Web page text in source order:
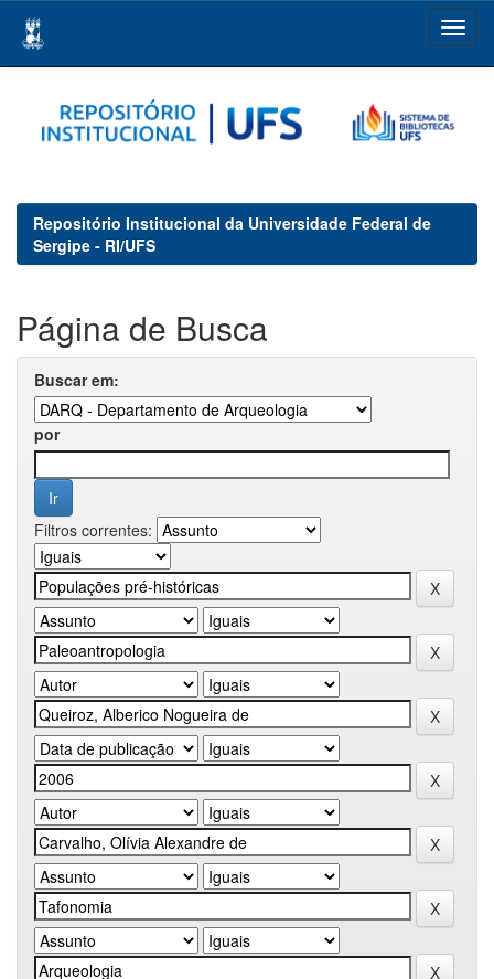
navigation
Repositório Institucional da Universidade Federal de
Sergipe - RI/UFS
Página de Busca
Buscar em:
por
Filtros correntes: